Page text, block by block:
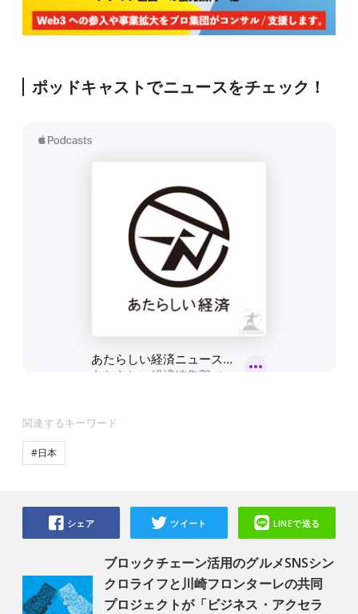
ポッドキャストでニュースをチェック！
関連するキーワード
#日本
ブロックチェーン活用のグルメSNSシン
クロライフと川崎フロンターレの共同
プロジェクトが「ビジネス・アクセラ
シェア ツイート LINEで送る